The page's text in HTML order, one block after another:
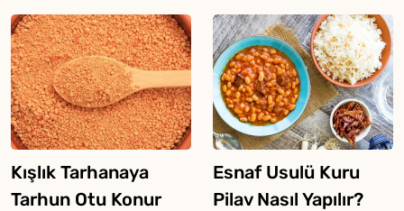
Kışlık Tarhanaya
Tarhun Otu Konur
Esnaf Usulü Kuru
Pilav Nasıl Yapılır?